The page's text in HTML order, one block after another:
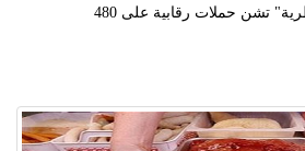
تشن حملات رقابية على 480